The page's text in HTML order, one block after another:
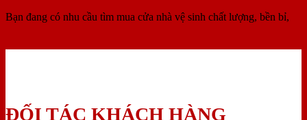
Bạn đang có nhu cầu tìm mua cửa nhà vệ sinh chất lượng, bền bỉ,
ĐỐI TÁC KHÁCH HÀNG